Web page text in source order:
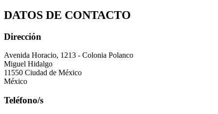
DATOS DE CONTACTO
Dirección
Avenida Horacio, 1213 - Colonia Polanco
Miguel Hidalgo
11550 Ciudad de México
México
Teléfono/s